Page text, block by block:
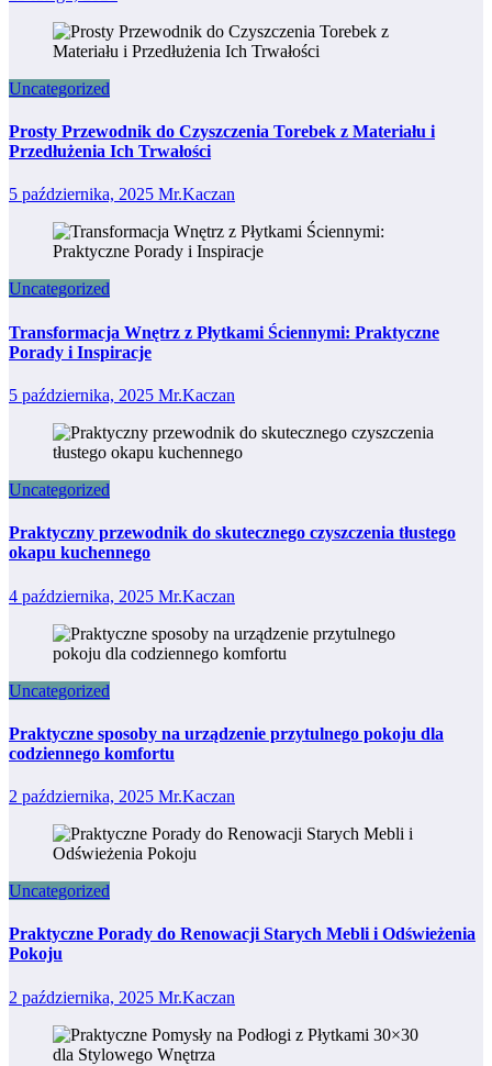
Uncategorized
Prosty Przewodnik do Czyszczenia Torebek z Materiału i
Przedłużenia Ich Trwałości
5 października, 2025 Mr.Kaczan
Uncategorized
Transformacja Wnętrz z Płytkami Ściennymi: Praktyczne
Porady i Inspiracje
5 października, 2025 Mr.Kaczan
Uncategorized
Praktyczny przewodnik do skutecznego czyszczenia tłustego
okapu kuchennego
4 października, 2025 Mr.Kaczan
Uncategorized
Praktyczne sposoby na urządzenie przytulnego pokoju dla
codziennego komfortu
2 października, 2025 Mr.Kaczan
Uncategorized
Praktyczne Porady do Renowacji Starych Mebli i Odświeżenia
Pokoju
2 października, 2025 Mr.Kaczan